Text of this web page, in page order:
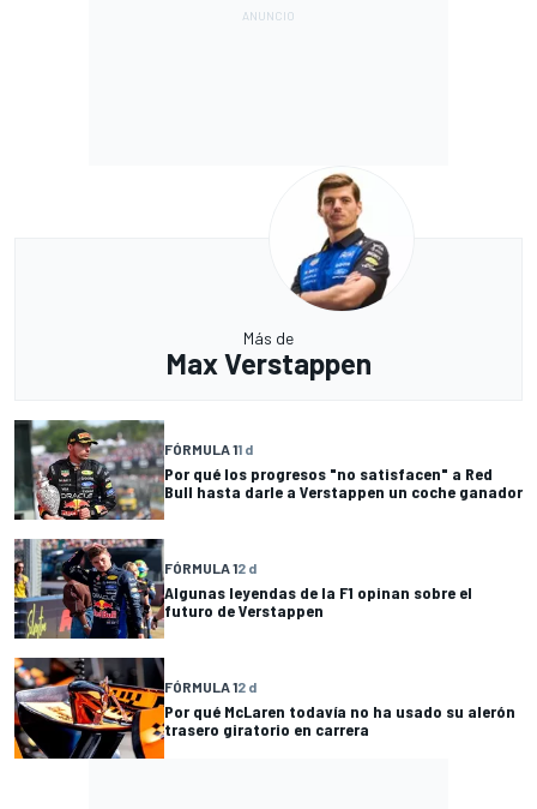
Más de
Max Verstappen
FÓRMULA 11 d
Por qué los progresos "no satisfacen" a Red
Bull hasta darle a Verstappen un coche ganador
FÓRMULA 12 d
Algunas leyendas de la F1 opinan sobre el
futuro de Verstappen
FÓRMULA 12 d
Por qué McLaren todavía no ha usado su alerón
trasero giratorio en carrera